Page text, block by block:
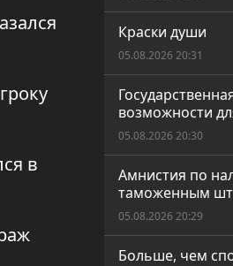
в
Краски души
05.08.2026 20:31
возможности
05.08.2026 20:30
Амнистия по
таможенным
05.08.2026 20:29
Больше, чем